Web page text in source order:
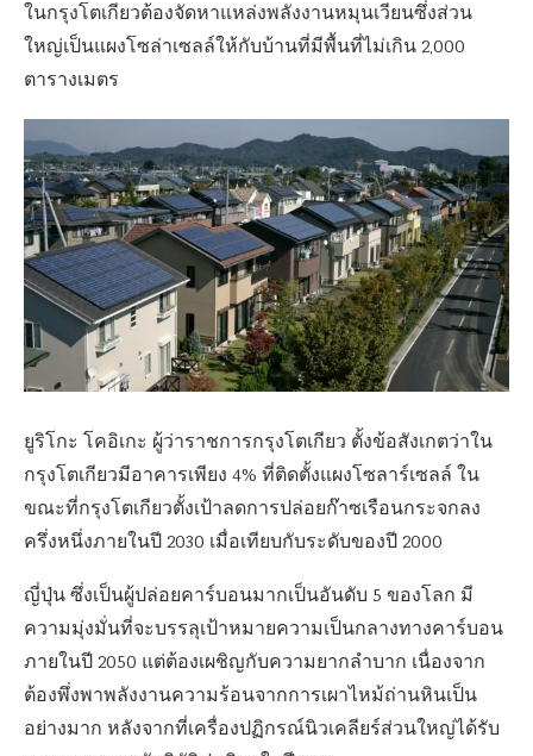
ในกรุงโตเกียวต้องจัดหาแหล่งพลังงานหมุนเวียนซึ่งส่วน
ใหญ่เป็นแผงโซล่าเซลล์ให้กับบ้านที่มีพื้นที่ไม่เกิน 2,000
ตารางเมตร
ยูริโกะ โคอิเกะ ผู้ว่าราชการกรุงโตเกียว ตั้งข้อสังเกตว่าใน
กรุงโตเกียวมีอาคารเพียง 4% ที่ติดตั้งแผงโซลาร์เซลล์ ใน
ขณะที่กรุงโตเกียวตั้งเป้าลดการปล่อยก๊าซเรือนกระจกลง
ครึ่งหนึ่งภายในปี 2030 เมื่อเทียบกับระดับของปี 2000
ญี่ปุ่น ซึ่งเป็นผู้ปล่อยคาร์บอนมากเป็นอันดับ 5 ของโลก มี
ความมุ่งมั่นที่จะบรรลุเป้าหมายความเป็นกลางทางคาร์บอน
ภายในปี 2050 แต่ต้องเผชิญกับความยากลำบาก เนื่องจาก
ต้องพึ่งพาพลังงานความร้อนจากการเผาไหม้ถ่านหินเป็น
อย่างมาก หลังจากที่เครื่องปฏิกรณ์นิวเคลียร์ส่วนใหญ่ได้รับ